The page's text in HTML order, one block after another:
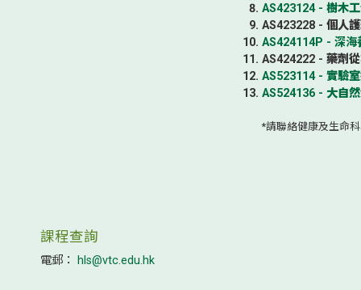
AS423124 - 樹木
AS423228 - 個人
AS424114P - 深海
AS424222 - 藥劑
AS523114 - 實驗
AS524136 - 大自
*請聯絡健康及生命
課程查詢
電郵： hls@vtc.edu.hk